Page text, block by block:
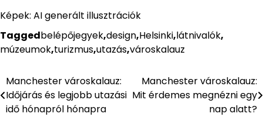
Képek: AI generált illusztrációk
Taggedbelépőjegyek,design,Helsinki,látnivalók,
múzeumok,turizmus,utazás,városkalauz
Bejegyzés
navigáció
Manchester városkalauz:
Időjárás és legjobb utazási
idő hónapról hónapra
Manchester városkalauz:
Mit érdemes megnézni egy
nap alatt?